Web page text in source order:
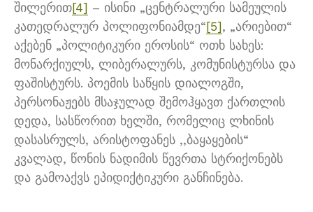
შილერით[4] – ისინი „ცენტრალური სამეულის
კათედრალურ პოლიფონიამდე“[5], „არიებით“
აქებენ „პოლიტიკური ეროსის“ ოთხ სახეს:
მონარქიულს, ლიბერალურს, კომუნისტურსა და
ფაშისტურს. პოემის საწყის დიალოგში,
პერსონაჟებს მსაჯულად შემოჰყავთ ქართლის
დედა, სასწორით ხელში, რომელიც ლხინის
დასასრულს, არისტოფანეს ,,ბაყაყების“
კვალად, წონის ნადიმის წევრთა სტრიქონებს
და გამოაქვს ეპიდიქტიკური განჩინება.